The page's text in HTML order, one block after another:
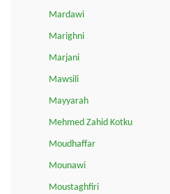
Mardawi
Marighni
Marjani
Mawsili
Mayyarah
Mehmed Zahid Kotku
Moudhaffar
Mounawi
Moustaghfiri